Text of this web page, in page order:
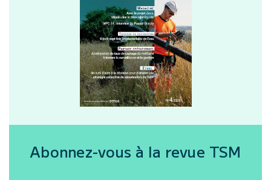
Abonnez-vous à la revue TSM